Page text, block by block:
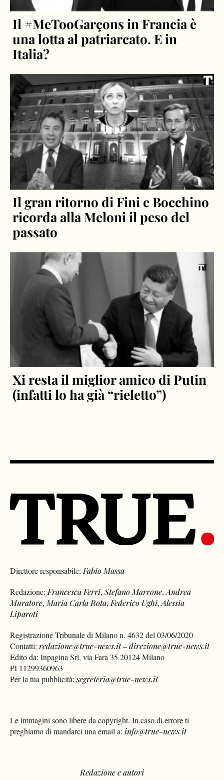
Il #MeTooGarçons in Francia è
una lotta al patriarcato. E in
Italia?
Il gran ritorno di Fini e Bocchino
ricorda alla Meloni il peso del
passato
Xi resta il miglior amico di Putin
(infatti lo ha già “rieletto”)
Direttore responsabile: Fabio Massa
Redazione: Francesca Ferri,Stefano Marrone,Andrea
Muratore, Maria Carla Rota, Federico Ughi,Alessia
Liparoti
Registrazione Tribunale di Milano n. 4632 del 03/06/2020
Contatti:redazione@true-news.it–direzione@true-news.it
Edito da: Inpagina Srl, via Fara 35 20124 Milano
PI 11299360963
Per la tua pubblicità:segreteria@true-news.it
Le immagini sono libere da copyright. In caso di errore ti
preghiamo di mandarci una email a: info@true-news.it
Redazione e autori